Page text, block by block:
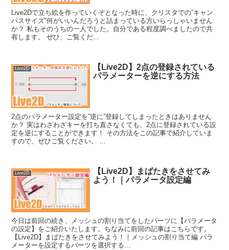
Live2Dで立ち絵を作っていくぞとなった時に、クリスタでの”キャン
パスサイズ”何がいいんだろうと詰まっている方いらっしゃいません
か？ 私もそのうちの一人でした。自分である程度調べましたので共
有します。 ぜひ、ご覧くだ...
Live2D
【Live2D】2点の登録されている
パラメーターを逆にする方法
2点のパラメーター設定を”逆に”登録してしまったときはありません
か？ 実はわざわざキーを打ち直さなくても、2点に登録されている設
定を逆にすることができます！ その方法をこの記事で紹介していま
すので、ぜひご覧ください。 ...
Live2D
【Live2D】まばたきをさせてみ
よう！｜パラメータ設定編
今日は前回の続き、メッシュの割り当てをしたパーツに【パラメータ
の設定】をご紹介いたします。ちなみに前回の記事はこちらです。
【Live2D】まばたきをさせてみよう！｜メッシュの割り当て編 パラ
メーターを設定するパーツを選択する...